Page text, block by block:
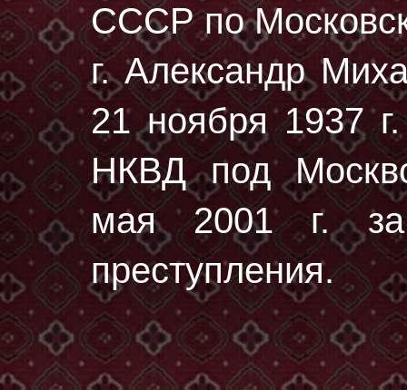
СССР по
г. Александр
21 ноября 1937 г.
НКВД под
мая 2001 г. за
преступления.